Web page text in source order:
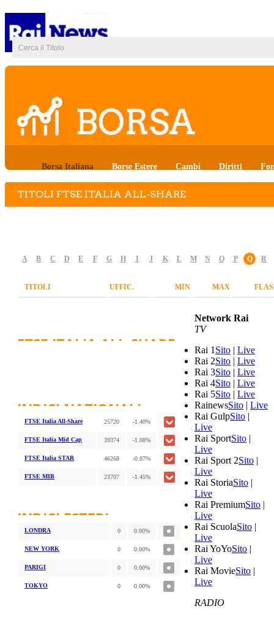
Borsa Italiana Borse Estere Cambi Diritti
TITOLI FTSE ITALIA ALL-SHARE
A B C D E F G H I J K L M N O P Q R
TITOLI UFFIC. MIN MAX
FTSE ITALIA ALL-SHARE
INDICI NAZIONALI
FTSE Italia All-Share 25720 -1.40%
FTSE Italia Mid Cap 39374 -1.08%
FTSE Italia STAR 46268 -0.87%
FTSE MIB 23707 -1.45%
INDICI ESTERI
LONDRA 0 0.00%
NEW YORK 0 0.00%
PARIGI 0 0.00%
TOKYO 0 0.00%
Network Rai
TV
Rai 1 Sito | Live
Rai 2Sito | Live
Rai 3Sito | Live
Rai 4Sito | Live
Rai 5Sito | Live
RainewsSito | Live
Rai GulpSito |
Live
Rai SportSito |
Live
Rai Sport 2Sito |
Live
Rai StoriaSito |
Live
Rai PremiumSito |
Live
Rai ScuolaSito |
Live
Rai YoYoSito |
Live
Rai MovieSito |
Live
RADIO